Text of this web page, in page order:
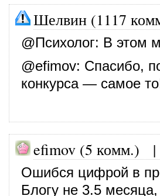
Шелвин (1117
@Психолог: В этом
@efimov: Спасибо,
конкурса — самое
efimov (5 комм.) |
Ошибся цифрой в
Блогу не 3.5